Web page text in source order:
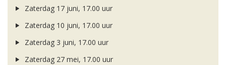
Zaterdag 17 juni, 17.00 uur
Zaterdag 10 juni, 17.00 uur
Zaterdag 3 juni, 17.00 uur
Zaterdag 27 mei, 17.00 uur